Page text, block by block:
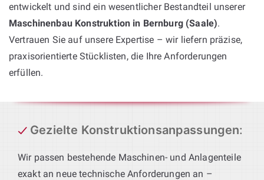
entwickelt und sind ein wesentlicher Bestandteil unserer
Maschinenbau Konstruktion in Bernburg (Saale).
Vertrauen Sie auf unsere Expertise – wir liefern präzise,
praxisorientierte Stücklisten, die Ihre Anforderungen
erfüllen.
Gezielte Konstruktionsanpassungen:
Wir passen bestehende Maschinen- und Anlagenteile
exakt an neue technische Anforderungen an –